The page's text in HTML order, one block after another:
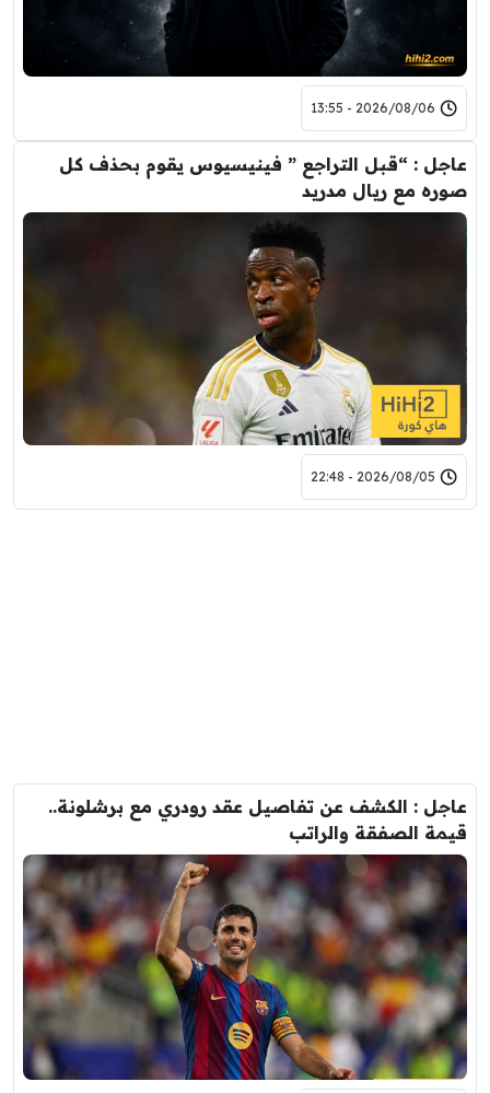
2026/08/06 - 13:55
عاجل : “قبل التراجع ” فينيسيوس يقوم بحذف كل
صوره مع ريال مدريد
2026/08/05 - 22:48
عاجل : الكشف عن تفاصيل عقد رودري مع برشلونة..
قيمة الصفقة والراتب